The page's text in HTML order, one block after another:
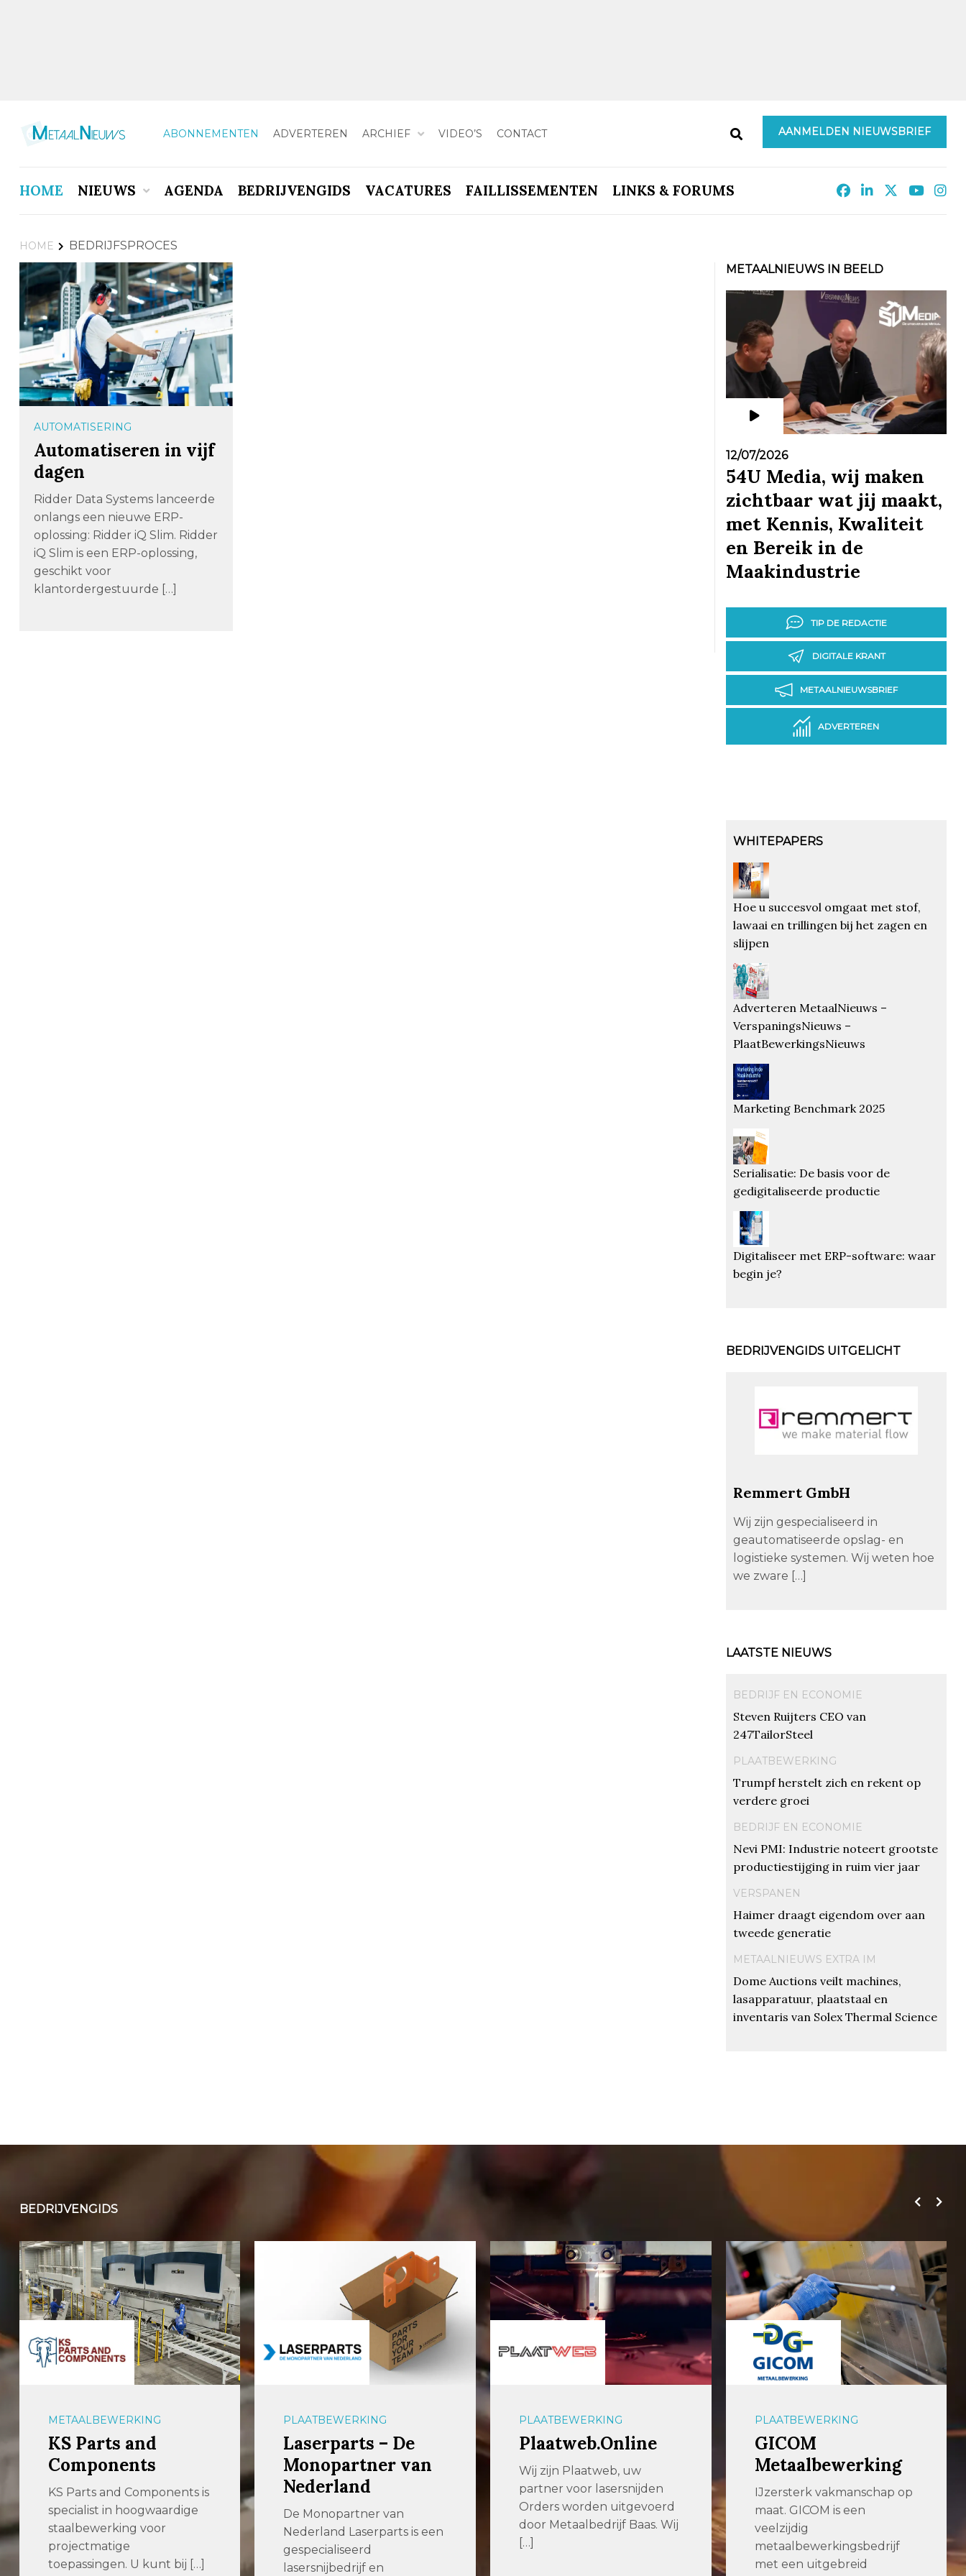
ABONNEMENTEN ADVERTEREN ARCHIEF VIDEO’S CONTACT AANMELDEN NIEUWSBRIEF
HOME NIEUWS AGENDA BEDRIJVENGIDS VACATURES FAILLISSEMENTEN LINKS & FORUMS
HOME BEDRIJFSPROCES
AUTOMATISERING
Automatiseren in vijf
dagen
Ridder Data Systems lanceerde
onlangs een nieuwe ERP-
oplossing: Ridder iQ Slim. Ridder
iQ Slim is een ERP-oplossing,
geschikt voor
klantordergestuurde […]
METAALNIEUWS IN BEELD
12/07/2026
54U Media, wij maken
zichtbaar wat jij maakt,
met Kennis, Kwaliteit
en Bereik in de
Maakindustrie
TIP DE REDACTIE
DIGITALE KRANT
METAALNIEUWSBRIEF
ADVERTEREN
WHITEPAPERS
Hoe u succesvol omgaat met stof,
lawaai en trillingen bij het zagen en
slijpen
Adverteren MetaalNieuws –
VerspaningsNieuws –
PlaatBewerkingsNieuws
Marketing Benchmark 2025
Serialisatie: De basis voor de
gedigitaliseerde productie
Digitaliseer met ERP-software: waar
begin je?
BEDRIJVENGIDS UITGELICHT
Remmert GmbH
Wij zijn gespecialiseerd in
geautomatiseerde opslag- en
logistieke systemen. Wij weten hoe
we zware […]
LAATSTE NIEUWS
BEDRIJF EN ECONOMIE
Steven Ruijters CEO van
247TailorSteel
PLAATBEWERKING
Trumpf herstelt zich en rekent op
verdere groei
BEDRIJF EN ECONOMIE
Nevi PMI: Industrie noteert grootste
productiestijging in ruim vier jaar
VERSPANEN
Haimer draagt eigendom over aan
tweede generatie
METAALNIEUWS EXTRA IM
Dome Auctions veilt machines,
lasapparatuur, plaatstaal en
inventaris van Solex Thermal Science
BEDRIJVENGIDS
PLAATBEWERKING
Laserparts – De
Monopartner van
Nederland
De Monopartner van
Nederland Laserparts is een
gespecialiseerd
lasersnijbedrijf en
PLAATBEWERKING
Plaatweb.Online
Wij zijn Plaatweb, uw
partner voor lasersnijden
Orders worden uitgevoerd
door Metaalbedrijf Baas. Wij
PLAATBEWERKING
GICOM
Metaalbewerking
IJzersterk vakmanschap op
maat. GICOM is een
veelzijdig
metaalbewerkingsbedrijf
OPSLAGSYSTEMEN
Remmert GmbH
Wij zijn gespecialiseerd in
geautomatiseerde opslag-
en logistieke systemen. Wij
weten hoe we zware […]